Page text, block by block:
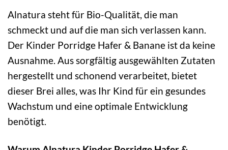
Alnatura steht für Bio-Qualität, die man
schmeckt und auf die man sich verlassen kann.
Der Kinder Porridge Hafer & Banane ist da keine
Ausnahme. Aus sorgfältig ausgewählten Zutaten
hergestellt und schonend verarbeitet, bietet
dieser Brei alles, was Ihr Kind für ein gesundes
Wachstum und eine optimale Entwicklung
benötigt.